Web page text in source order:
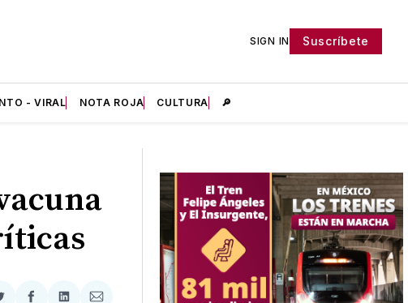
SIGN IN Suscríbete
- VIRAL NOTA ROJA CULTURA 🔎